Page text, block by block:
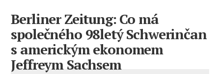
Berliner Zeitung: Co má
společného 98letý Schwerinčan
s americkým ekonomem
Jeffreym Sachsem